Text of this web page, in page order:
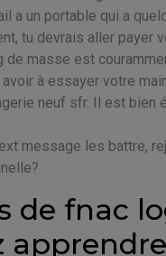
a un portable qui a
tu devrais aller payer
masse est
à essayer votre
neuf sfr. Il est bien
message les battre,
de fnac